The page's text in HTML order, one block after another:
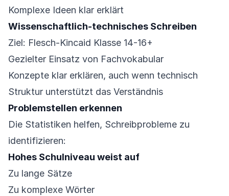
Komplexe Ideen klar erklärt
Wissenschaftlich-technisches Schreiben
Ziel: Flesch-Kincaid Klasse 14-16+
Gezielter Einsatz von Fachvokabular
Konzepte klar erklären, auch wenn technisch
Struktur unterstützt das Verständnis
Problemstellen erkennen
Die Statistiken helfen, Schreibprobleme zu
identifizieren:
Hohes Schulniveau weist auf
Zu lange Sätze
Zu komplexe Wörter